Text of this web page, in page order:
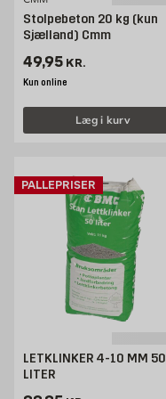
Stolpebeton 20 kg (kun
Sjælland) Cmm
Pris 49.95 kr. /stk
49,95 KR.
Kun online
Læg i kurv
PALLEPRISER
LETKLINKER 4-10 MM 50
LITER